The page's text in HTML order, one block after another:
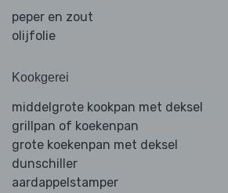
peper en zout
olijfolie
Kookgerei
middelgrote kookpan met deksel
grillpan of koekenpan
grote koekenpan met deksel
dunschiller
aardappelstamper